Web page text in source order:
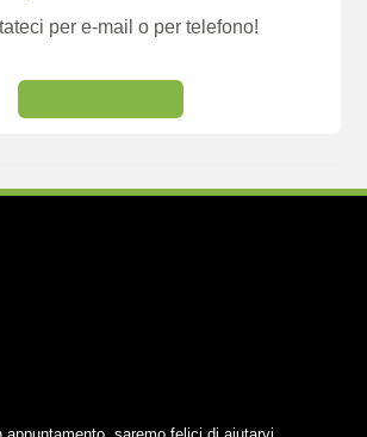
per e-mail o per telefono!